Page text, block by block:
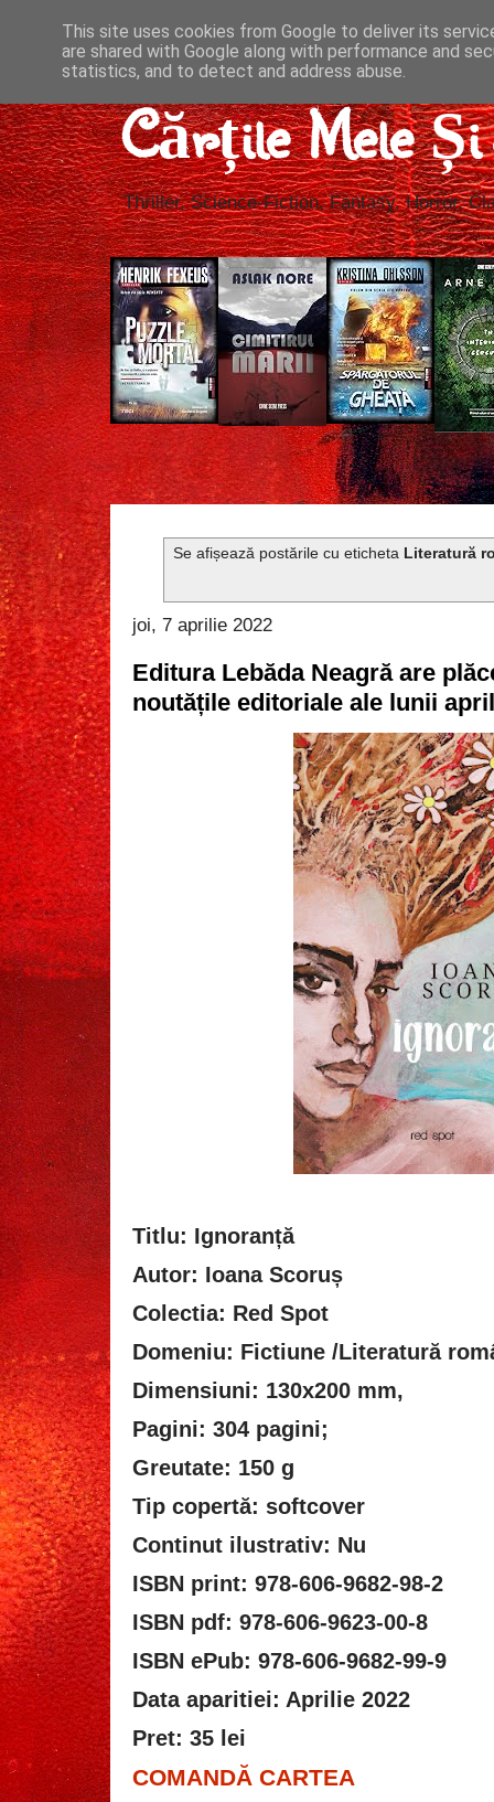
Cărțile Mele
Thriller, Science-Fiction, Fantasy, Horror,
Se afișează postările cu eticheta Literatură
joi, 7 aprilie 2022
Editura Lebăda Neagră are
noutățile editoriale ale lunii
Titlu: Ignoranță
Autor: Ioana Scoruș
Colectia: Red Spot
Domeniu: Fictiune /Literatură
Dimensiuni: 130x200 mm,
Pagini: 304 pagini;
Greutate: 150 g
Tip copertă: softcover
Continut ilustrativ: Nu
ISBN print: 978-606-9682-98-2
ISBN pdf: 978-606-9623-00-8
ISBN ePub: 978-606-9682-99-9
Data aparitiei: Aprilie 2022
Pret: 35 lei
COMANDĂ CARTEA
This site uses cookies from Google to deliver its
are shared with Google along with performance and
statistics, and to detect and address abuse.